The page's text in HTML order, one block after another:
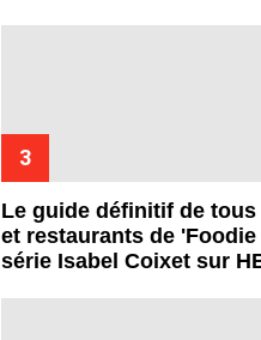
Le guide définitif de
et restaurants de
série Isabel Coixet sur